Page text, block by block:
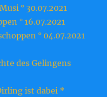
° 30.07.2021
° 16.07.2021
° 04.07.2021
des Gelingens
ist dabei *